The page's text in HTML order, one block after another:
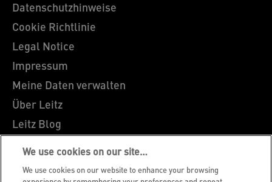
Datenschutzhinweise
Cookie Richtlinie
Legal Notice
Impressum
Meine Daten verwalten
Über Leitz
Leitz Blog
Karriere
Leitz EasyPrint
We use cookies on our site…
We use cookies on our website to enhance your browsing